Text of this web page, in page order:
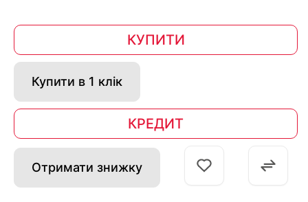
КУПИТИ
Купити в 1 клік
КРЕДИТ
Отримати знижку